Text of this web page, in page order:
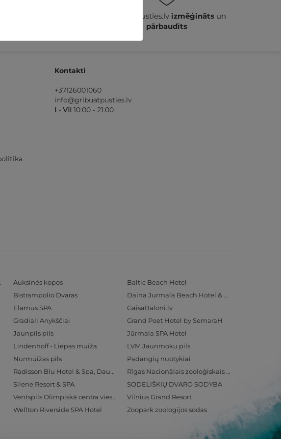
GribuAtpusties.lv izmēģināts un
pārbaudīts
Kontakti
+37126001060
info@gribuatpusties.lv
I - VII 10:00 - 21:00
BUKS Auksinės kopos
Baltic Beach Hotel
Bistrampolio Dvaras
Daina Jurmala Beach Hotel & SPA
Elamus SPA
GaisaBaloni.lv
Gradiali Anykščiai
Grand Poet Hotel by SemaraH
Jaunpils pils
Jūrmala SPA Hotel
Lindenhoff - Liepas muiža
LVM Jaunmoku pils
Nurmuižas pils
Padangių nuotykiai
Radisson Blu Hotel & Spa, Daugava Riga
Rīgas Nacionālais zooloģiskais dārzs
Silene Resort & SPA
SODELIŠKIŲ DVARO SODYBA
Ventspils Olimpiskā centra viesnīca
Vilnius Grand Resort
Wellton Riverside SPA Hotel Zoopark zoologijos sodas